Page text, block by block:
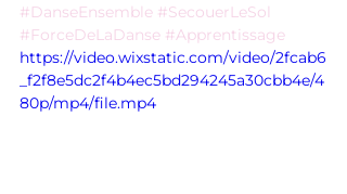
#DanseEnsemble #SecouerLeSol
#ForceDeLaDanse #Apprentissage
https://video.wixstatic.com/video/2fcab6
_f2f8e5dc2f4b4ec5bd294245a30cbb4e/4
80p/mp4/file.mp4